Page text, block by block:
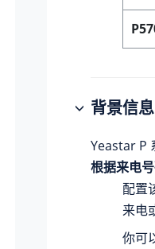
背景信息
Yeastar P
根据来电
配置
来电
你可